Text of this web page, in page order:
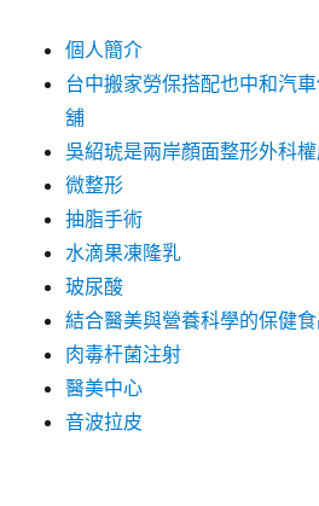
個人簡介
台中搬家勞保搭配也中和汽
舖
吳紹琥是兩岸顏面整形外科
微整形
抽脂手術
水滴果凍隆乳
玻尿酸
結合醫美與營養科學的保健
肉毒杆菌注射
醫美中心
音波拉皮